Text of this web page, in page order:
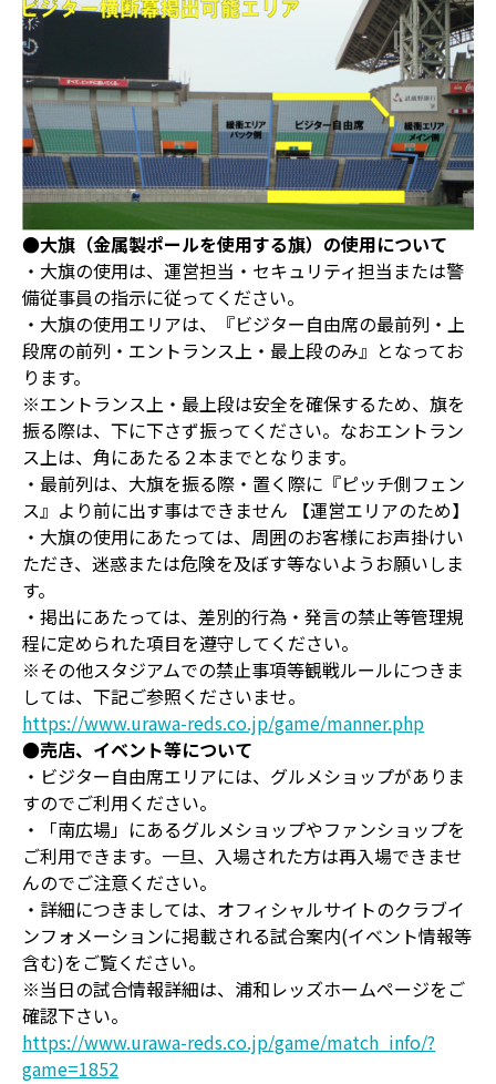
●大旗（金属製ポールを使用する旗）の使用について
・大旗の使用は、運営担当・セキュリティ担当または警
備従事員の指示に従ってください。
・大旗の使用エリアは、『ビジター自由席の最前列・上
段席の前列・エントランス上・最上段のみ』となってお
ります。
※エントランス上・最上段は安全を確保するため、旗を
振る際は、下に下さず振ってください。なおエントラン
ス上は、角にあたる２本までとなります。
・最前列は、大旗を振る際・置く際に『ピッチ側フェン
ス』より前に出す事はできません 【運営エリアのため】
・大旗の使用にあたっては、周囲のお客様にお声掛けい
ただき、迷惑または危険を及ぼす等ないようお願いしま
す。
・掲出にあたっては、差別的行為・発言の禁止等管理規
程に定められた項目を遵守してください。
※その他スタジアムでの禁止事項等観戦ルールにつきま
しては、下記ご参照くださいませ。
https://www.urawa-reds.co.jp/game/manner.php
●売店、イベント等について
・ビジター自由席エリアには、グルメショップがありま
すのでご利用ください。
・「南広場」にあるグルメショップやファンショップを
ご利用できます。一旦、入場された方は再入場できませ
んのでご注意ください。
・詳細につきましては、オフィシャルサイトのクラブイ
ンフォメーションに掲載される試合案内(イベント情報等
含む)をご覧ください。
※当日の試合情報詳細は、浦和レッズホームページをご
確認下さい。
https://www.urawa-reds.co.jp/game/match_info/?
game=1852